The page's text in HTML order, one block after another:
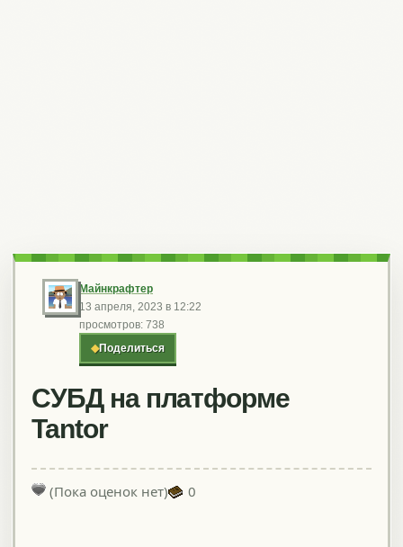
Майнкрафтер
13 апреля, 2023 в 12:22
просмотров: 738
◆Поделиться
СУБД на платформе
Tantor
(Пока оценок нет) 0